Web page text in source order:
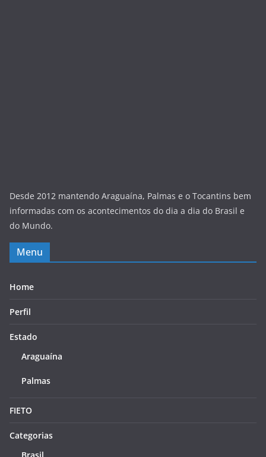
Desde 2012 mantendo Araguaína, Palmas e o Tocantins bem
informadas com os acontecimentos do dia a dia do Brasil e
do Mundo.
Menu
Home
Perfil
Estado
Araguaína
Palmas
FIETO
Categorias